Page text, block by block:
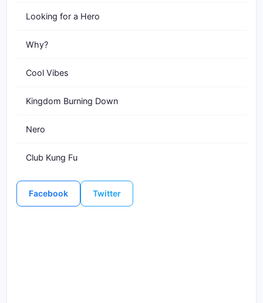
Looking for a Hero
Why?
Cool Vibes
Kingdom Burning Down
Nero
Club Kung Fu
Facebook Twitter